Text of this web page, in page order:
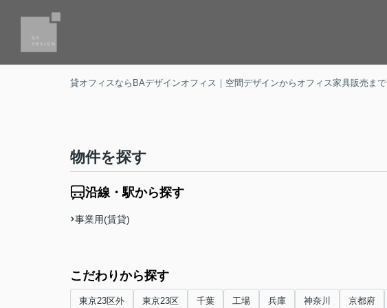
貸オフィスならBAデザインオフィス｜空間デザインからオフィス家具販売まで
物件を探す
沿線・駅から探す
事業用(賃貸)
こだわりから探す
東京23区外 東京23区 千葉 工場 兵庫 神奈川 京都府